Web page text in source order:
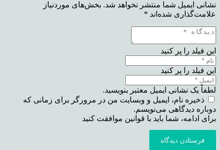
نشانی ایمیل شما منتشر نخواهد شد. بخش‌های موردنیاز
علامت‌گذاری شده‌اند *
این فیلد را پر کنید
این فیلد را پر کنید
لطفاً یک نشانی ایمیل معتبر بنویسید.
ذخیره نام، ایمیل و وبسایت من در مرورگر برای زمانی که
دوباره دیدگاهی می‌نویسم.
برای ادامه، شما باید با قوانین موافقت کنید
فرستادن دیدگاه